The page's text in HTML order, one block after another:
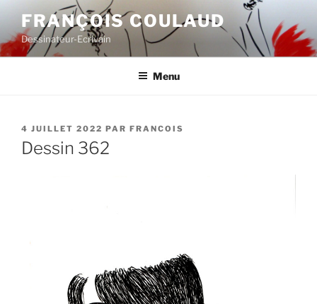
contenu
principal
FRANÇOIS COULAUD
Dessinateur-Ecrivain
Menu
PUBLIÉ
LE
4 JUILLET 2022 PAR FRANCOIS
Dessin 362